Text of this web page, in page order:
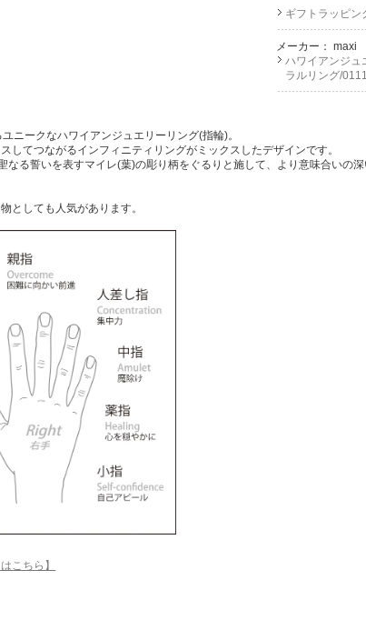
ギフトラッピン
メーカー： maxi
ハワイアンジュ
ラルリング/
ニークなハワイアンジュエリーリング(指輪)。
してつながるインフィニティリングがミックスしたデザインです。
る誓いを表すマイレ(葉)の彫り柄をぐるりと施して、より意味合いの
としても人気があります。
こちら】